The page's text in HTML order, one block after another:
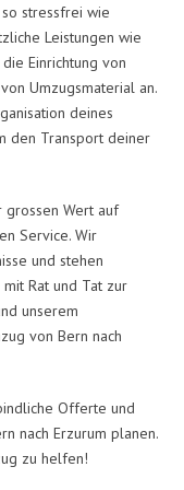
stressfrei wie
Leistungen wie
Einrichtung von
Umzugsmaterial an.
deines
den Transport deiner
grossen Wert auf
Service. Wir
und stehen
Rat und Tat zur
unserem
von Bern nach
Offerte und
nach Erzurum planen.
zu helfen!